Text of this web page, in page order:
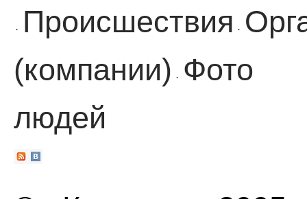
· Происшествия ·
(компании)
·
Фото
людей